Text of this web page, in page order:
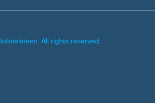
All rights reserved.